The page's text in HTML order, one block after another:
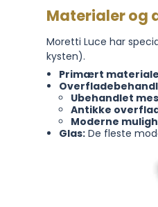
Materialer og
Moretti Luce har
kysten).
Primært
Ubehandlet
Antikke
Moderne
Glas:De fleste